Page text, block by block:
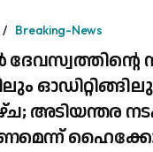
Breaking-News
അടിയന്തര